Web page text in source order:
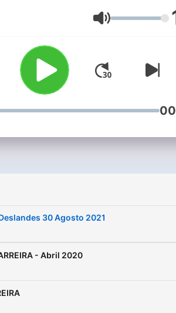
estão quentes na internet
redes sociais, com
que vão também ser
prova e em que também
convidado a participar e
opinião.
Lautstärke
30 Agosto 2021
- Abril 2020